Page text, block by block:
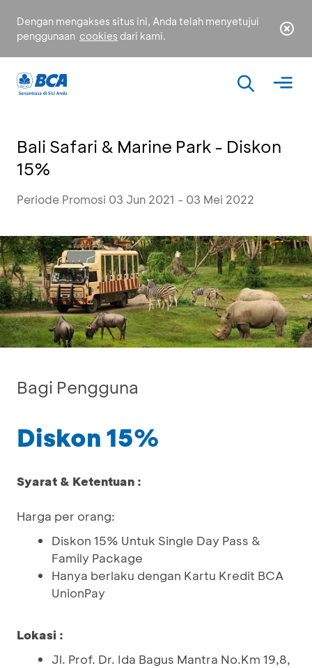
Dengan mengakses situs ini, Anda telah menyetujui
penggunaan cookies dari kami.
Bali Safari & Marine Park - Diskon
15%
Periode Promosi 03 Jun 2021 - 03 Mei 2022
Bagi Pengguna
Diskon 15%
Syarat & Ketentuan :
Harga per orang:
Diskon 15% Untuk Single Day Pass &
Family Package
Hanya berlaku dengan Kartu Kredit BCA
UnionPay
Lokasi :
Jl. Prof. Dr. Ida Bagus Mantra No.Km 19,8,